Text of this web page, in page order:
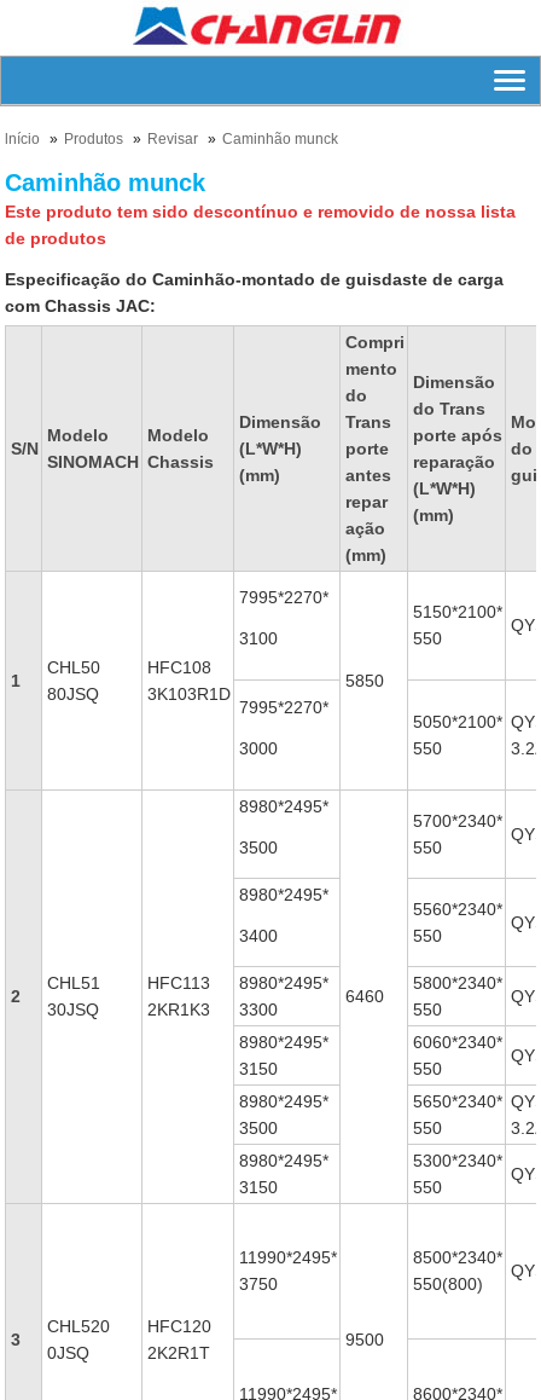
lnício Produtos Revisar Caminhão munck
Caminhão munck
Este produto tem sido descontínuo e removido de nossa lista
de produtos
Especificação do Caminhão-montado de guisdaste de carga
com Chassis JAC:
S/N
Modelo
SINOMACH
Modelo
Chassis
Dimensão
(L*W*H)
(mm)
Compri
mento
do
Trans
porte
antes
repar
ação
(mm)
Dimensão
do Trans
porte após
reparação
(L*W*H)
(mm)
do
1
CHL50
80JSQ
HFC108
3K103R1D
7995*2270*
3100
5850
5150*2100*
550
7995*2270*
3000
5050*2100*
550
2
CHL51
30JSQ
HFC113
2KR1K3
8980*2495*
3500
6460
5700*2340*
550
8980*2495*
3400
5560*2340*
550
8980*2495*
3300
5800*2340*
550
8980*2495*
3150
6060*2340*
550
8980*2495*
3500
5650*2340*
550
8980*2495*
3150
5300*2340*
550
3
CHL520
0JSQ
HFC120
2K2R1T
11990*2495*
3750
9500
8500*2340*
550(800)
11990*2495*
8600*2340*